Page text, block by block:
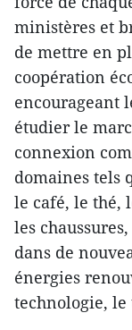
ministères et
de mettre en
coopération
encourageant
étudier le
connexion
domaines tels
le café, le thé,
les
dans de
énergies
technologie, le